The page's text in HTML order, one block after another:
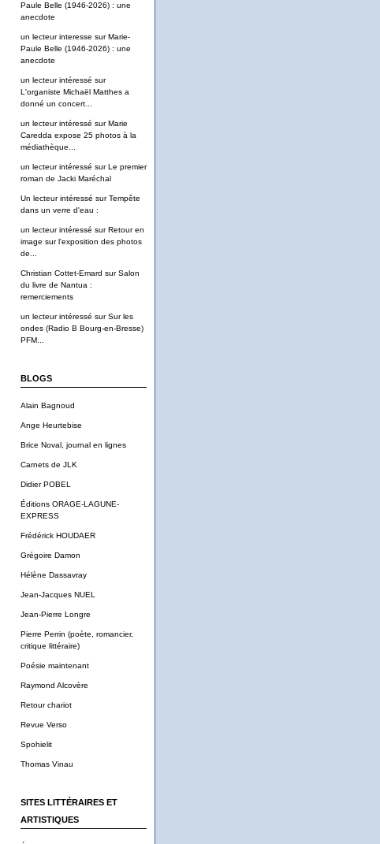
Paule Belle (1946-2026) : une
anecdote
un lecteur interesse surMarie-
Paule Belle (1946-2026) : une
anecdote
un lecteur intéressé sur
L'organiste Michaël Matthes a
donné un concert...
un lecteur intéressé surMarie
Caredda expose 25 photos à la
médiathèque...
un lecteur intéressé surLe premier
roman de Jacki Maréchal
Un lecteur intéressé surTempête
dans un verre d'eau :
un lecteur intéressé surRetour en
image sur l'exposition des photos
de...
Christian Cottet-Emard surSalon
du livre de Nantua :
remerciements
un lecteur intéressé surSur les
ondes (Radio B Bourg-en-Bresse)
PFM...
BLOGS
Alain Bagnoud
Ange Heurtebise
Brice Noval, journal en lignes
Carnets de JLK
Didier POBEL
Éditions ORAGE-LAGUNE-
EXPRESS
Frédérick HOUDAER
Grégoire Damon
Hélène Dassavray
Jean-Jacques NUEL
Jean-Pierre Longre
Pierre Perrin (poète, romancier,
critique littéraire)
Poésie maintenant
Raymond Alcovère
Retour chariot
Revue Verso
Spohielit
Thomas Vinau
SITES LITTÉRAIRES ET
ARTISTIQUES